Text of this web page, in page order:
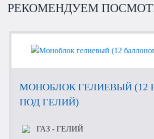
РЕКОМЕНДУЕМ
МОНОБЛОК ГЕЛИЕВЫЙ (12
ПОД ГЕЛИЙ)
ГАЗ- ГЕЛИЙ